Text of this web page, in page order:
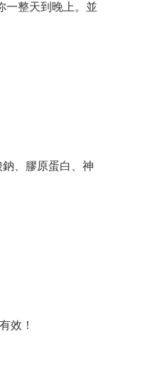
一整天到晚上。並
、膠原蛋白、神
效！